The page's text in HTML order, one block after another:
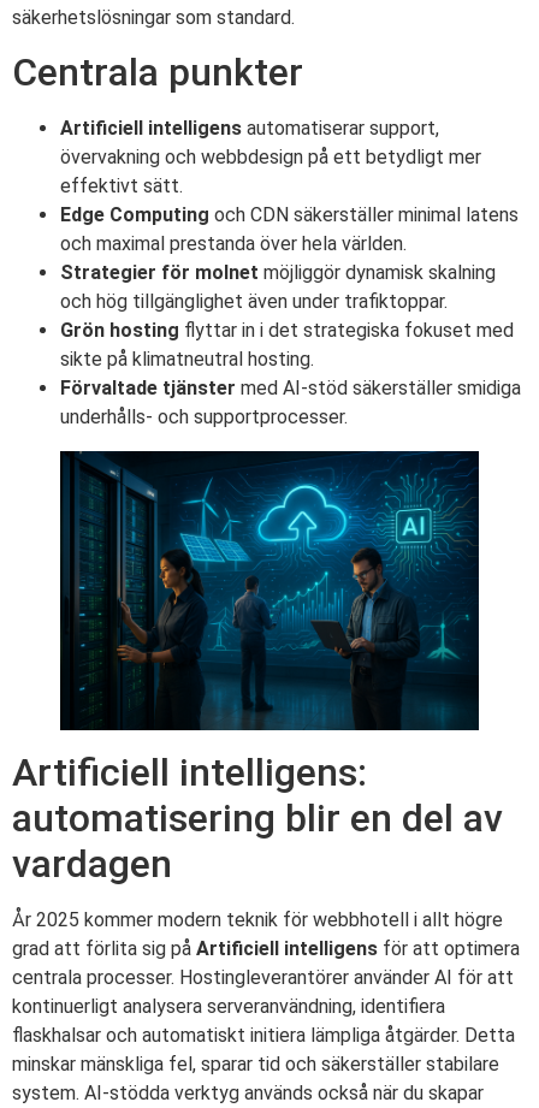
säkerhetslösningar som standard.
Centrala punkter
Artificiell intelligens automatiserar support,
övervakning och webbdesign på ett betydligt mer
effektivt sätt.
Edge Computing och CDN säkerställer minimal latens
och maximal prestanda över hela världen.
Strategier för molnet möjliggör dynamisk skalning
och hög tillgänglighet även under trafiktoppar.
Grön hosting flyttar in i det strategiska fokuset med
sikte på klimatneutral hosting.
Förvaltade tjänster med AI-stöd säkerställer smidiga
underhålls- och supportprocesser.
Artificiell intelligens:
automatisering blir en del av
vardagen
År 2025 kommer modern teknik för webbhotell i allt högre
grad att förlita sig på Artificiell intelligens för att optimera
centrala processer. Hostingleverantörer använder AI för att
kontinuerligt analysera serveranvändning, identifiera
flaskhalsar och automatiskt initiera lämpliga åtgärder. Detta
minskar mänskliga fel, sparar tid och säkerställer stabilare
system. AI-stödda verktyg används också när du skapar